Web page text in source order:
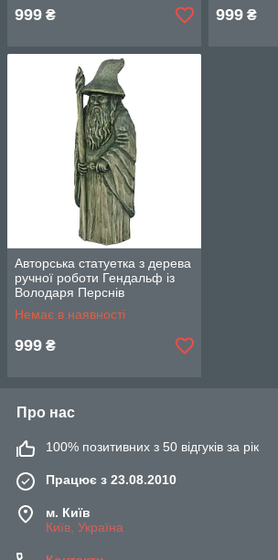
999 ₴ 999 ₴
Авторська статуетка з дерева
ручної роботи Гендальф із
Володаря Перснів
Немає в наявності
999 ₴
Про нас
100% позитивних з 50 відгуків за рік
Працює з 23.08.2010
м. Київ
Київ, Україна